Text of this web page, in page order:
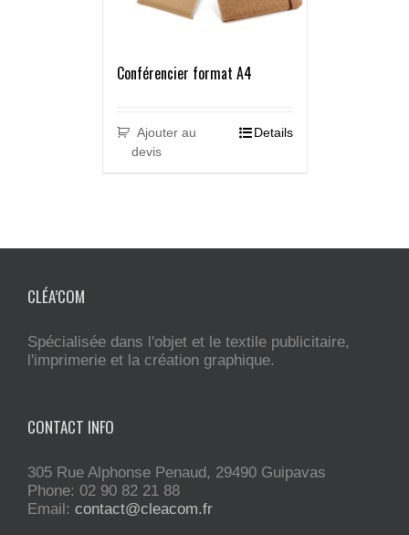
Conférencier format A4
Ajouter au
devis
Details
CLÉA’COM
Spécialisée dans l'objet et le textile publicitaire,
l'imprimerie et la création graphique.
CONTACT INFO
305 Rue Alphonse Penaud, 29490 Guipavas
Phone: 02 90 82 21 88
Email: contact@cleacom.fr